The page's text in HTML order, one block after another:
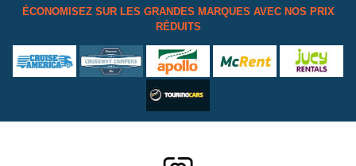
ÉCONOMISEZ SUR LES GRANDES MARQUES AVEC NOS PRIX
RÉDUITS